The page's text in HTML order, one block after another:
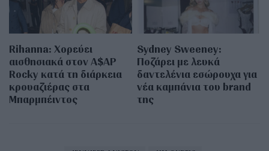
Rihanna: Χορεύει
αισθησιακά στον A$AP
Rocky κατά τη διάρκεια
κρουαζιέρας στα
Μπαρμπέιντος
Sydney Sweeney:
Ποζάρει με λευκά
δαντελένια εσώρουχα για
νέα καμπάνια του brand
της